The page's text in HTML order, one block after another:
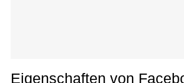
Eigenschaften von